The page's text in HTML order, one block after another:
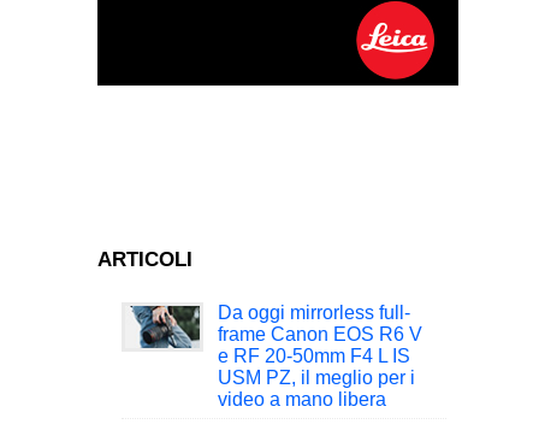
ARTICOLI
Da oggi mirrorless full-
frame Canon EOS R6 V
e RF 20-50mm F4 L IS
USM PZ, il meglio per i
video a mano libera